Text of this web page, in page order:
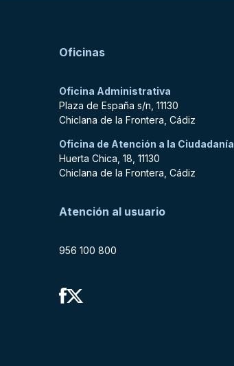
Oficinas
Oficina Administrativa
Plaza de España s/n, 11130
Chiclana de la Frontera, Cádiz
Oficina de Atención a la Ciudadanía
Huerta Chica, 18, 11130
Chiclana de la Frontera, Cádiz
Atención al usuario
956 100 800